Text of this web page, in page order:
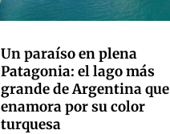
Un paraíso en plena
Patagonia: el lago más
grande de Argentina que
enamora por su color
turquesa